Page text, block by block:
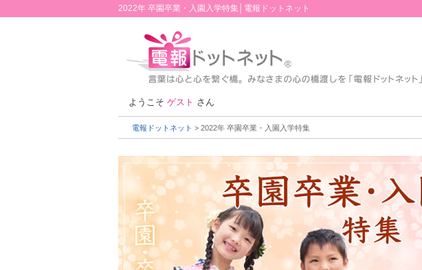
2022年 卒園卒業・入園入学特集│電報ドットネット
ようこそ ゲスト さん
電報ドットネット > 2022年 卒園卒業・入園入学特集